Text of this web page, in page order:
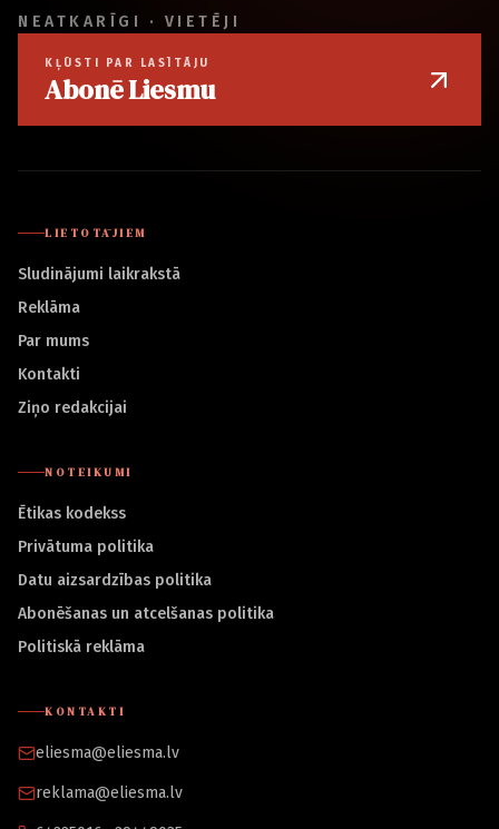
NEATKARĪGI · VIETĒJI
KĻŪSTI PAR LASĪTĀJU
Abonē Liesmu
LIETOTĀJIEM
Sludinājumi laikrakstā
Reklāma
Par mums
Kontakti
Ziņo redakcijai
NOTEIKUMI
Ētikas kodekss
Privātuma politika
Datu aizsardzības politika
Abonēšanas un atcelšanas politika
Politiskā reklāma
KONTAKTI
eliesma@eliesma.lv
reklama@eliesma.lv